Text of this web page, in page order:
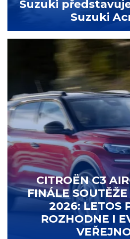
Suzuki
Suzuki
CITROËN C3
FINÁLE
2026: LETOS
ROZHODNE I